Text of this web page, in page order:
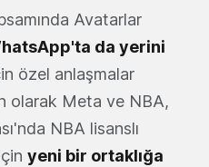
Avatarlar
da yerini
özel anlaşmalar
olarak Meta ve NBA,
NBA lisanslı
yeni bir ortaklığa